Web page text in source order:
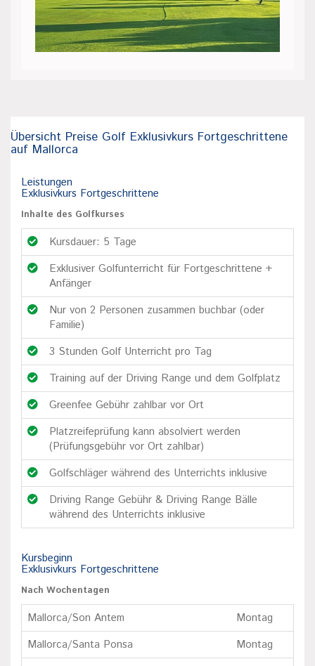
Übersicht Preise Golf Exklusivkurs Fortgeschrittene
auf Mallorca
Leistungen
Exklusivkurs Fortgeschrittene
Inhalte des Golfkurses
Kursdauer: 5 Tage
Exklusiver Golfunterricht für Fortgeschrittene +
Anfänger
Nur von 2 Personen zusammen buchbar (oder
Familie)
3 Stunden Golf Unterricht pro Tag
Training auf der Driving Range und dem Golfplatz
Greenfee Gebühr zahlbar vor Ort
Platzreifeprüfung kann absolviert werden
(Prüfungsgebühr vor Ort zahlbar)
Golfschläger während des Unterrichts inklusive
Driving Range Gebühr & Driving Range Bälle
während des Unterrichts inklusive
Kursbeginn
Exklusivkurs Fortgeschrittene
Nach Wochentagen
Mallorca/Son Antem
Montag
Mallorca/Santa Ponsa
Montag